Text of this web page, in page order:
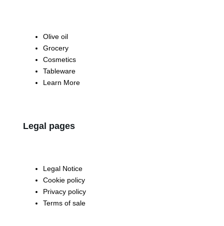
Olive oil
Grocery
Cosmetics
Tableware
Learn More
Legal pages
Legal Notice
Cookie policy
Privacy policy
Terms of sale